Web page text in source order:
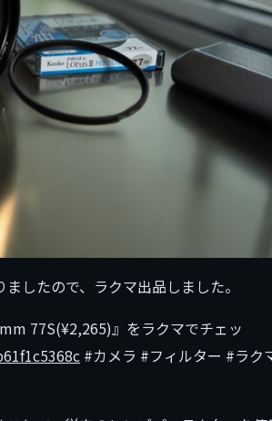
したので、ラクマ出品しました。
77S(¥2,265)』をラクマでチェッ
#カメラ #フィルター #ラク